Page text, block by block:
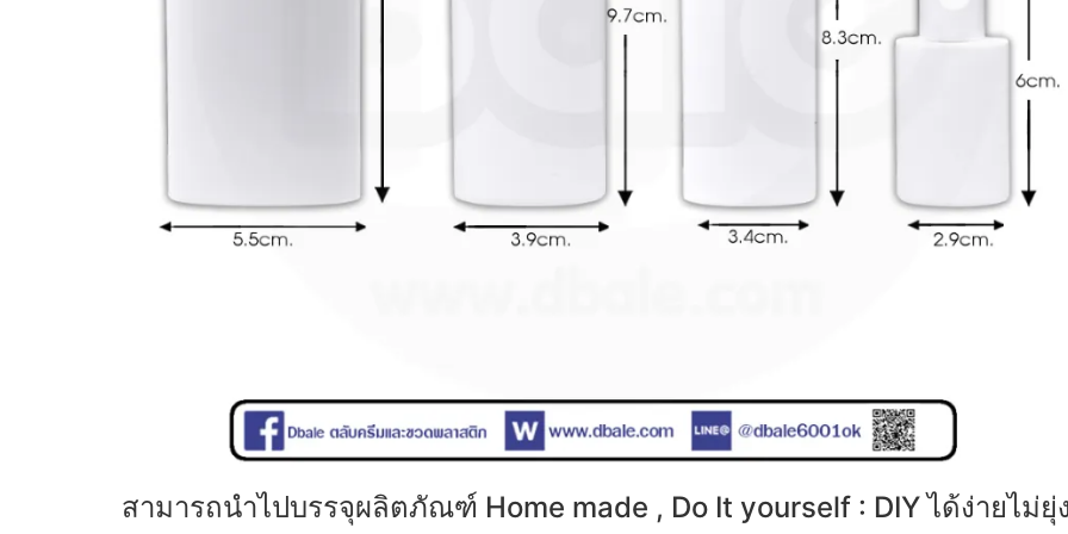
สามารถนำไปบรรจุผลิตภัณฑ์ Home made , Do It yourself : DIY ได้ง่ายไม่ยุ่